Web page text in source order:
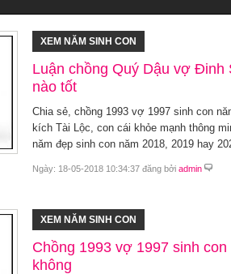
XEM NĂM SINH CON
Luận chồng Quý Dậu vợ Đinh
nào tốt
Chia sẻ, chồng 1993 vợ 1997 sinh con
kích Tài Lộc, con cái khỏe mạnh thông
năm đẹp sinh con năm 2018, 2019 hay
Ngày: 18-05-2018 10:34:37 đăng bởi admin
XEM NĂM SINH CON
Chồng 1993 vợ 1997 sinh
không